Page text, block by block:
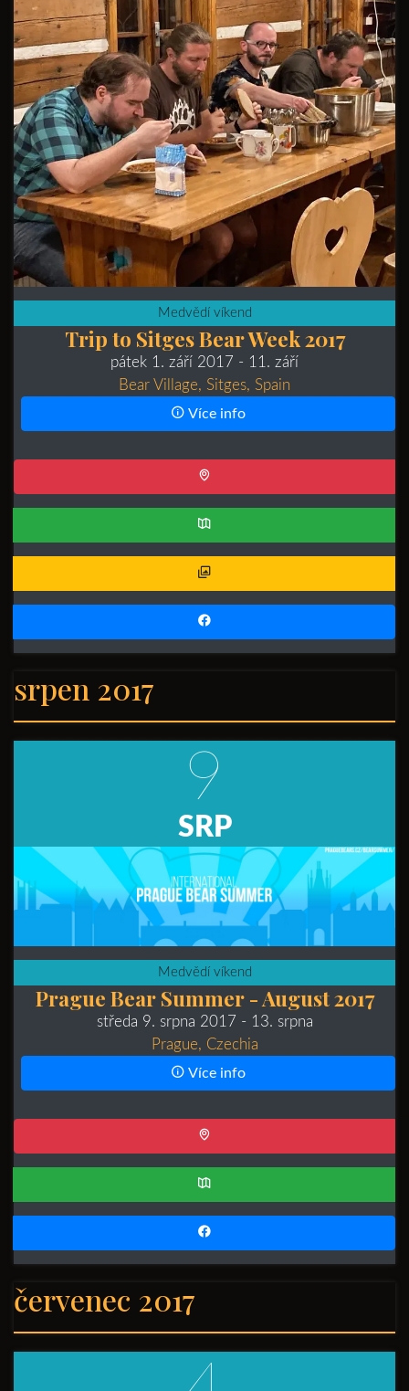
Medvědí víkend
Trip to Sitges Bear Week 2017
pátek 1. září 2017 - 11. září
Bear Village, Sitges, Spain
Více info
srpen 2017
9
SRP
Medvědí víkend
Prague Bear Summer - August 2017
středa 9. srpna 2017 - 13. srpna
Prague, Czechia
Více info
červenec 2017